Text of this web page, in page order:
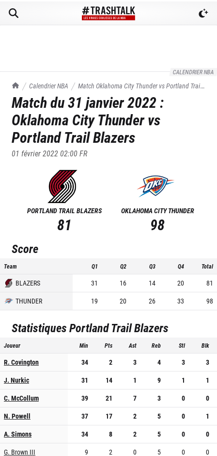
CALENDRIER NBA
TrashTalk Actu NBA
Calendrier NBA Match Oklahoma City ThundervsPortland Trail
Blazers du 31/01/2022
Match du31 janvier 2022:
Oklahoma City Thundervs
Portland Trail Blazers
01 février 2022 02:00FR
PORTLAND TRAIL BLAZERS
81
OKLAHOMA CITY THUNDER
98
Score
Team Q1 Q2 Q3 Q4 Total
BLAZERS 31 16 14 20
81
THUNDER
19 20 26 33 98
StatistiquesPortland Trail Blazers
Joueur Min Pts Ast Reb Stl Blk
R. Covington 34 2 3 4 3
3
J. Nurkic
31 14 1 9 1
1
C. McCollum
39 21 7 3 0
0
N. Powell
37 17 2 5 0
1
A. Simons
34 8 2 5 0
0
G. Brown III
9 2 0 5 0
0